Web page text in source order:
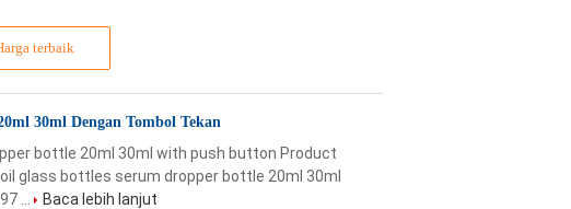
terbaik
30ml Dengan Tombol Tekan
bottle 20ml 30ml with push button Product
glass bottles serum dropper bottle 20ml 30ml
...
Baca lebih lanjut